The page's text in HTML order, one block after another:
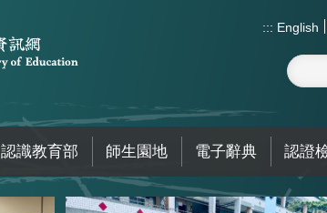
::: English
認識教育部 師生園地 電子辭典 認證